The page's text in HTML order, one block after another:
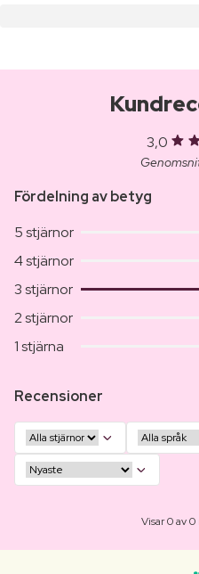
3,0
Fördelning av betyg
5 stjärnor
4 stjärnor
3 stjärnor
2 stjärnor
1 stjärna
Recensioner
Visar 0 av